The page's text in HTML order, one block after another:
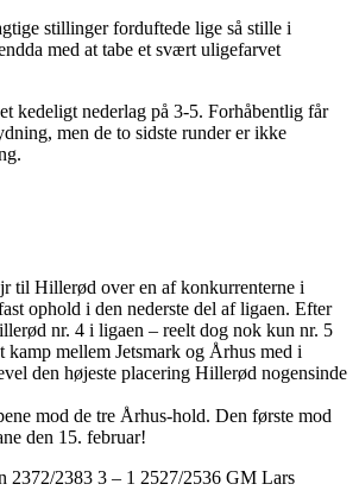
stillinger forduftede lige så stille i
med at tabe et svært uligefarvet
kedeligt nederlag på 3-5. Forhåbentlig får
men de to sidste runder er ikke
til Hillerød over en af konkurrenterne i
ophold i den nederste del af ligaen. Efter
nr. 4 i ligaen – reelt dog nok kun nr. 5
kamp mellem Jetsmark og Århus med i
den højeste placering Hillerød nogensinde
mod de tre Århus-hold. Den første mod
den 15. februar!
2372/2383 3 – 1 2527/2536 GM Lars